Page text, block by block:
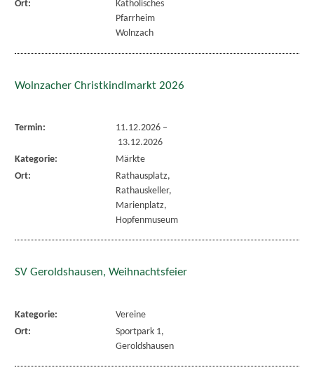
Ort:
Katholisches
Pfarrheim
Wolnzach
Wolnzacher Christkindlmarkt 2026
Termin: 11.12.2026–
13.12.2026
Kategorie:
Märkte
Ort:
Rathausplatz,
Rathauskeller,
Marienplatz,
Hopfenmuseum
SV Geroldshausen, Weihnachtsfeier
Kategorie:
Vereine
Ort:
Sportpark 1,
Geroldshausen